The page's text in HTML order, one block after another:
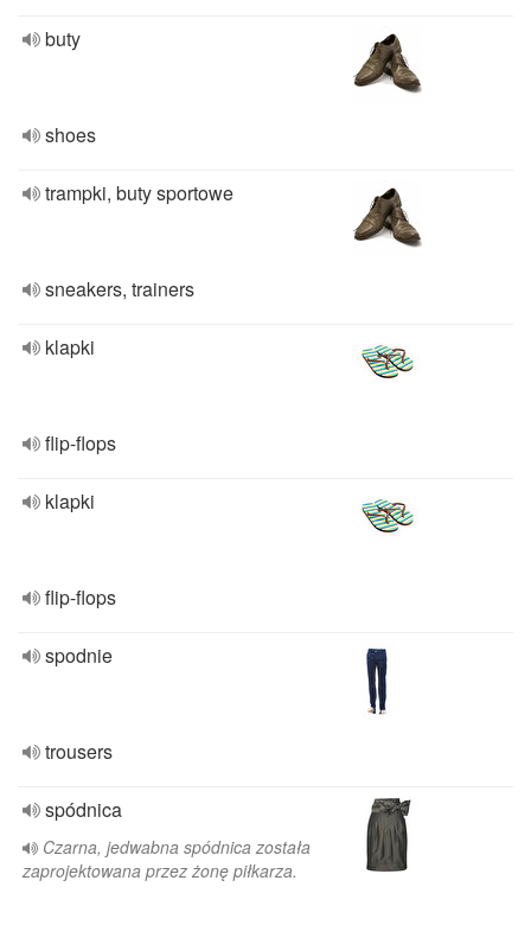
buty
shoes
trampki, buty sportowe
sneakers, trainers
klapki
flip-flops
klapki
flip-flops
spodnie
trousers
spódnica
Czarna, jedwabna spódnica została
zaprojektowana przez żonę piłkarza.